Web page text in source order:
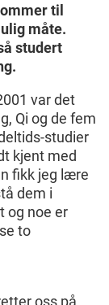
til
måte.
studert
var det
Qi og de fem
studier
kjent med
fikk jeg lære
dem i
og noe er
to
oss på